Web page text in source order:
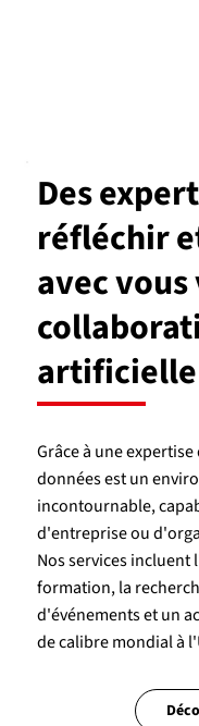
Des
réfléchir
avec
artificielle
Grâce à une
données est un
incontournable,
d'entreprise ou
Nos services
formation, la
d'événements et un
de calibre mondial à